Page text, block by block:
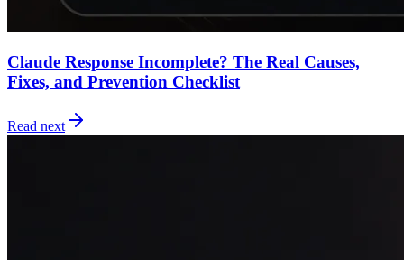
Claude Response Incomplete? The Real Causes,
Fixes, and Prevention Checklist
Read next